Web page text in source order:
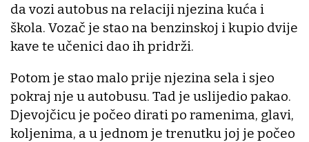
da vozi autobus na relaciji njezina kuća i
škola. Vozač je stao na benzinskoj i kupio dvije
kave te učenici dao ih pridrži.
Potom je stao malo prije njezina sela i sjeo
pokraj nje u autobusu. Tad je uslijedio pakao.
Djevojčicu je počeo dirati po ramenima, glavi,
koljenima, a u jednom je trenutku joj je počeo